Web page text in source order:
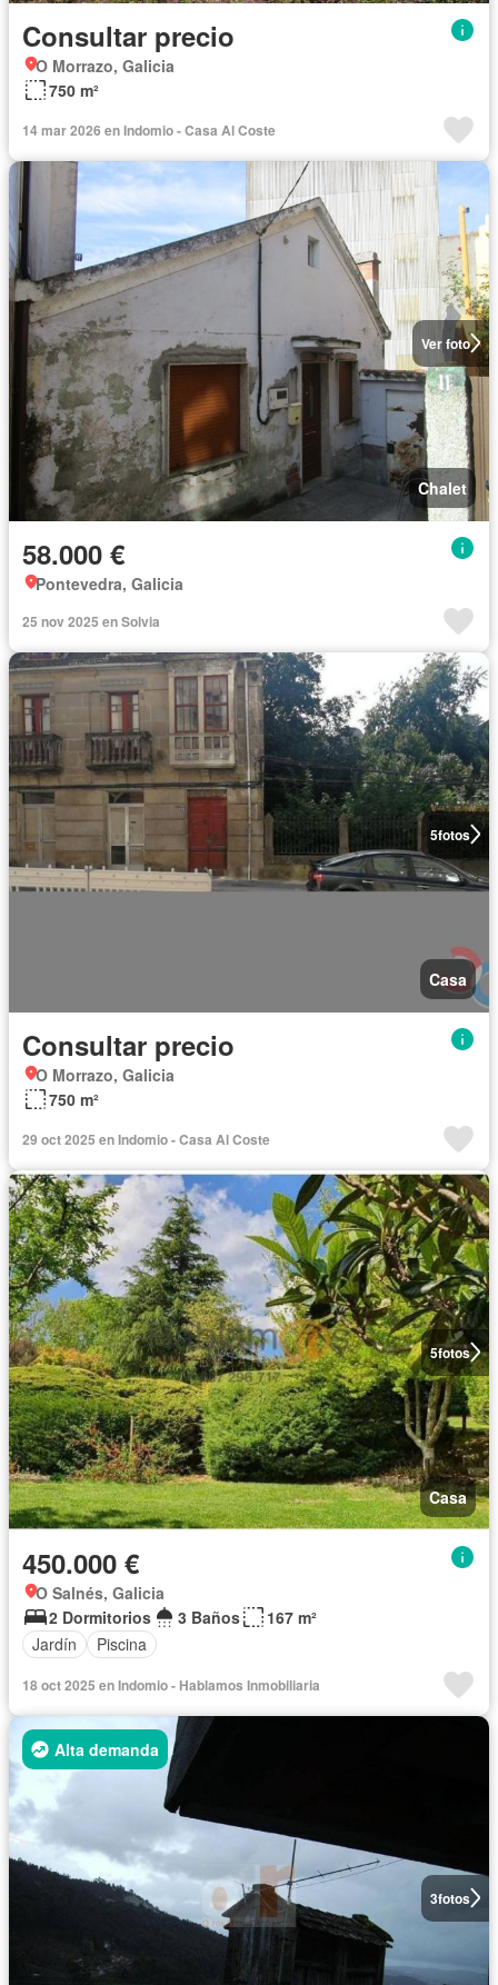
Consultar precio
O Morrazo, Galicia
750 m²
14 mar 2026 en Indomio - Casa Al Coste
Ver foto
Chalet
58.000 €
Pontevedra, Galicia
25 nov 2025 en Solvia
5fotos
Casa
Consultar precio
O Morrazo, Galicia
750 m²
29 oct 2025 en Indomio - Casa Al Coste
5fotos
Casa
450.000 €
O Salnés, Galicia
2 Dormitorios
3 Baños
167 m²
Jardín
Piscina
18 oct 2025 en Indomio - Hablamos Inmobiliaria
3fotos
Alta demanda